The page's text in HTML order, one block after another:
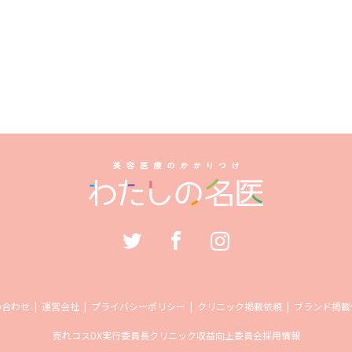
わせ 運営会社 プライバシーポリシー クリニック掲載依頼 ブランド掲
売れコスDX実行委員長クリニック収益向上委員会採用情報